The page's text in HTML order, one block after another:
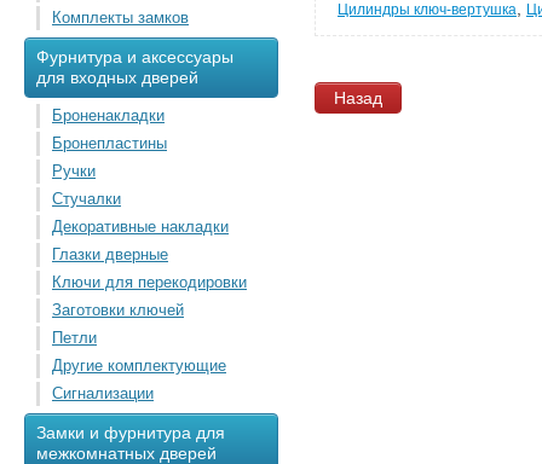
Комплекты замков
Фурнитура и аксессуары
для входных дверей
Броненакладки
Бронепластины
Ручки
Стучалки
Декоративные накладки
Глазки дверные
Ключи для перекодировки
Заготовки ключей
Петли
Другие комплектующие
Сигнализации
Замки и фурнитура для
межкомнатных дверей
Цилиндры ключ-вертушка
Назад